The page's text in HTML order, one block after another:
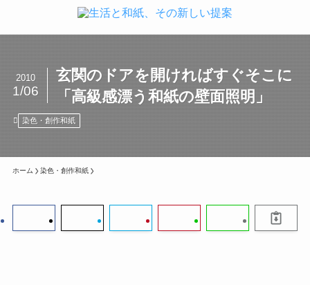
玄関のドアを開ければすぐそこに
「高級感漂う和紙の壁面照明」
2010
1/06
染色・創作和紙
ホーム 染色・創作和紙